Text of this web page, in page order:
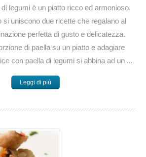
di legumi è un piatto ricco ed armonioso.
si uniscono due ricette che regalano al
perfetta di gusto e delicatezza.
di paella su un piatto e adagiare
con paella di legumi si abbina ad un ...
Leggi di più